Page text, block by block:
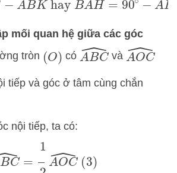
ABK ^hayB AH^ =90∘−A B C^
mối quan hệ giữa các góc
tròn (O) có A BC^
và AOC^
tiếp và góc ở tâm cùng chắn
nội tiếp, ta có:
BC 2A OC